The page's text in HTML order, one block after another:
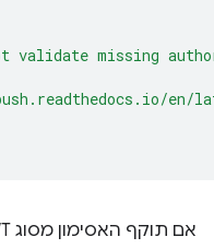
validate missing
en/